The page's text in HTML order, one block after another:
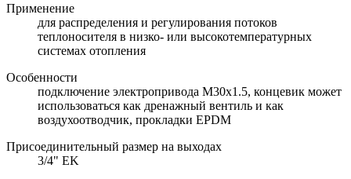
Применение
для распределения и регулирования потоков
теплоносителя в низко- или высокотемпературных
системах отопления
Особенности
подключение электропривода M30х1.5, концевик может
использоваться как дренажный вентиль и как
воздухоотводчик, прокладки EPDM
Присоединительный размер на выходах
3/4" EK